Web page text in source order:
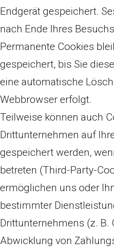
Endgerät gespeichert.
nach Ende Ihres
Permanente Cookies
gespeichert, bis Sie
eine automatische
Webbrowser erfolgt.
Teilweise können auch
Drittunternehmen auf
gespeichert werden,
betreten (Third-Party-
ermöglichen uns oder
bestimmter
Drittunternehmens (z. B.
Abwicklung von